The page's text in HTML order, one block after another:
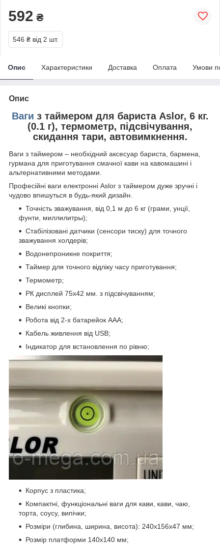
592 ₴
546 ₴ від 2 шт.
Опис Характеристики Доставка Оплата Умови
Опис
Ваги з таймером для бариста Aslor, 6 кг.
(0.1 г), термометр, підсвічування,
скидання тари, автовимкнення.
Ваги з таймером – необхідний аксесуар бариста, бармена,
гурмана для приготування смачної кави на кавомашині і
альтернативними методами.
Професійні ваги електронні Aslor з таймером дуже зручні і
чудово впишуться в будь-який дизайн.
Точність зважування, від 0,1 м до 6 кг (грами, унції,
фунти, миллилитры);
Стабілізовані датчики (сенсори тиску) для точного
зважування холдерів;
Водонепроникне покриття;
Таймер для точного відліку часу приготування;
Термометр;
РК дисплей 75х42 мм. з підсвічуванням;
Великі кнопки;
Робота від 2-х батарейок ААА;
Кабель живлення від USB;
Індикатор для встановлення по рівню;
Корпус з пластика;
Компактні, функціональні ваги для кави, кави, чаю,
торта, соусу, випічки;
Розміри (глибина, ширина, висота): 240х156х47 мм;
Розмір платформи 140х140 мм;